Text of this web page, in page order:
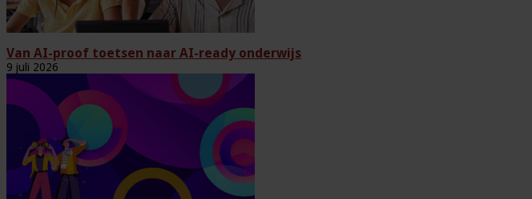
Van AI-proof toetsen naar AI-ready onderwijs
9 juli 2026